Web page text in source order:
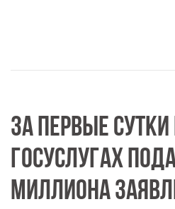
ЗА ПЕРВЫЕ СУТКИ
ГОСУСЛУГАХ
МИЛЛИОНА